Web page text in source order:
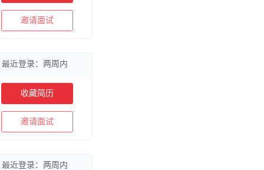
邀请面试
最近登录：两周内
收藏简历
邀请面试
最近登录：两周内